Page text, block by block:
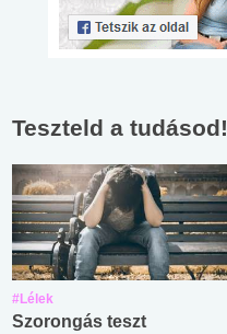
Teszteld a tudásod!
#Lélek
Szorongás teszt